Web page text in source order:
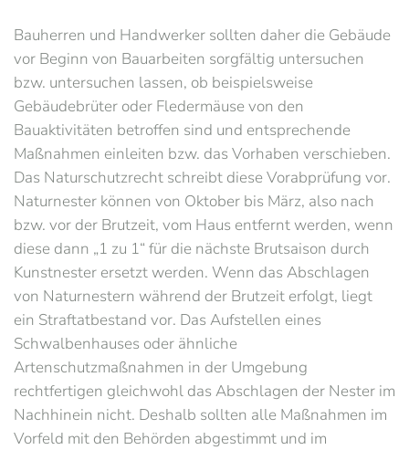
Bauherren und Handwerker sollten daher die Gebäude
vor Beginn von Bauarbeiten sorgfältig untersuchen
bzw. untersuchen lassen, ob beispielsweise
Gebäudebrüter oder Fledermäuse von den
Bauaktivitäten betroffen sind und entsprechende
Maßnahmen einleiten bzw. das Vorhaben verschieben.
Das Naturschutzrecht schreibt diese Vorabprüfung vor.
Naturnester können von Oktober bis März, also nach
bzw. vor der Brutzeit, vom Haus entfernt werden, wenn
diese dann „1 zu 1“ für die nächste Brutsaison durch
Kunstnester ersetzt werden. Wenn das Abschlagen
von Naturnestern während der Brutzeit erfolgt, liegt
ein Straftatbestand vor. Das Aufstellen eines
Schwalbenhauses oder ähnliche
Artenschutzmaßnahmen in der Umgebung
rechtfertigen gleichwohl das Abschlagen der Nester im
Nachhinein nicht. Deshalb sollten alle Maßnahmen im
Vorfeld mit den Behörden abgestimmt und im